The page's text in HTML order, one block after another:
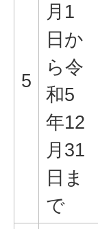
5
月1
日か
ら令
和5
年12
月31
日ま
で